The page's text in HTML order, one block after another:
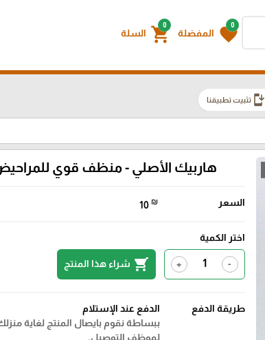
0
favorite المفضلة
0
shopping_cart السلة
install_mobileتثبيت تطبيقنا
هاربيك الأصلي - منظف قوي للمراحيض 750
السعر 10 ₪
اختر الكمية
-
+
shopping_cart شراء هذا المنتج
طريقة الدفع
الدفع عند الإستلام
ببساطة نقوم بايصال المنتج لغاية
لموظف التوصيل.